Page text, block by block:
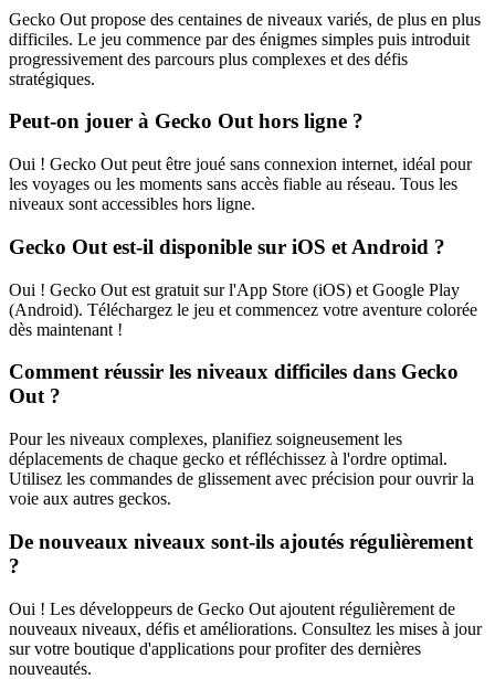
Gecko Out propose des centaines de niveaux variés, de plus en plus
difficiles. Le jeu commence par des énigmes simples puis introduit
progressivement des parcours plus complexes et des défis
stratégiques.
Peut-on jouer à Gecko Out hors ligne ?
Oui ! Gecko Out peut être joué sans connexion internet, idéal pour
les voyages ou les moments sans accès fiable au réseau. Tous les
niveaux sont accessibles hors ligne.
Gecko Out est-il disponible sur iOS et Android ?
Oui ! Gecko Out est gratuit sur l'App Store (iOS) et Google Play
(Android). Téléchargez le jeu et commencez votre aventure colorée
dès maintenant !
Comment réussir les niveaux difficiles dans Gecko
Out ?
Pour les niveaux complexes, planifiez soigneusement les
déplacements de chaque gecko et réfléchissez à l'ordre optimal.
Utilisez les commandes de glissement avec précision pour ouvrir la
voie aux autres geckos.
De nouveaux niveaux sont-ils ajoutés régulièrement
?
Oui ! Les développeurs de Gecko Out ajoutent régulièrement de
nouveaux niveaux, défis et améliorations. Consultez les mises à jour
sur votre boutique d'applications pour profiter des dernières
nouveautés.